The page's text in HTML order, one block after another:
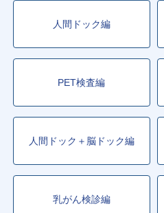
人間ドック編
PET検査編
人間ドック＋脳ドック編
乳がん検診編